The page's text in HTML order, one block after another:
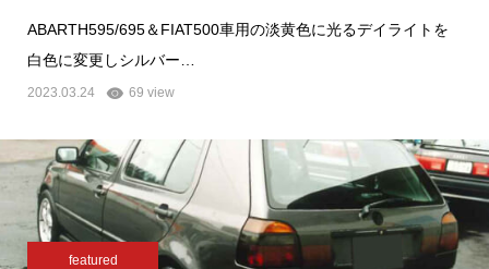
ABARTH595/695＆FIAT500車用の淡黄色に光るデイライトを
白色に変更しシルバー…
2023.03.24 69 view
featured